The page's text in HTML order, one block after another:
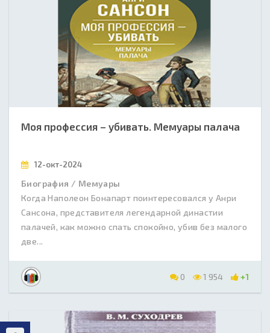
Моя профессия – убивать. Мемуары палача
12-окт-2024
Биография / Мемуары
Когда Наполеон Бонапарт поинтересовался у Анри
Сансона, представителя легендарной династии
палачей, как можно спать спокойно, убив без малого
две...
0 1 954 +1